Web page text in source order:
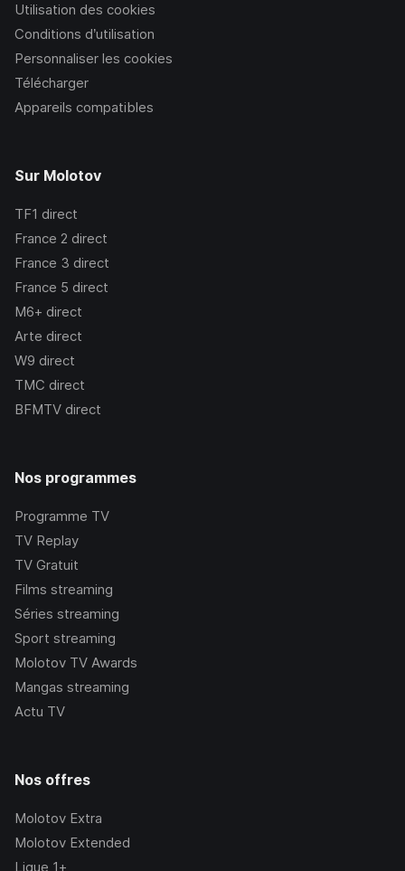
Utilisation des cookies
Conditions d’utilisation
Personnaliser les cookies
Télécharger
Appareils compatibles
Sur Molotov
TF1 direct
France 2 direct
France 3 direct
France 5 direct
M6+ direct
Arte direct
W9 direct
TMC direct
BFMTV direct
Nos programmes
Programme TV
TV Replay
TV Gratuit
Films streaming
Séries streaming
Sport streaming
Molotov TV Awards
Mangas streaming
Actu TV
Nos offres
Molotov Extra
Molotov Extended
Ligue 1+